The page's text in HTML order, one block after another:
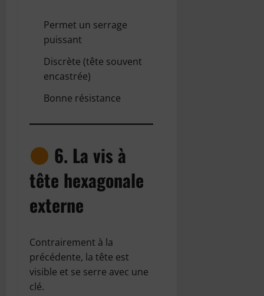
Permet un serrage
puissant
Discrète (tête souvent
encastrée)
Bonne résistance
6. La vis à
tête hexagonale
externe
Contrairement à la
précédente, la tête est
visible et se serre avec une
clé.